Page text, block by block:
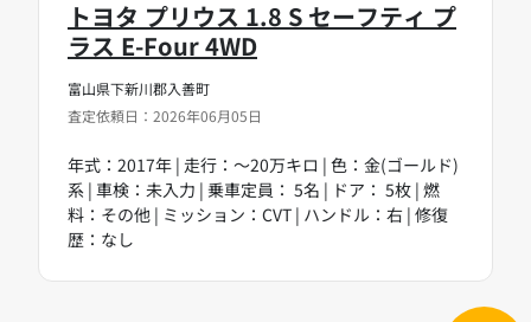
富山県下新川郡入善町
査定依頼日：2026年06月05日
トヨタ プリウス 1.8 S セーフティ プ
ラス E-Four 4WD
年式：2017年 | 走行：～20万キロ | 色：金(ゴールド)
系 | 車検：未入力 | 乗車定員： 5名 | ドア： 5枚 | 燃
料：その他 | ミッション：CVT | ハンドル：右 | 修復
歴：なし